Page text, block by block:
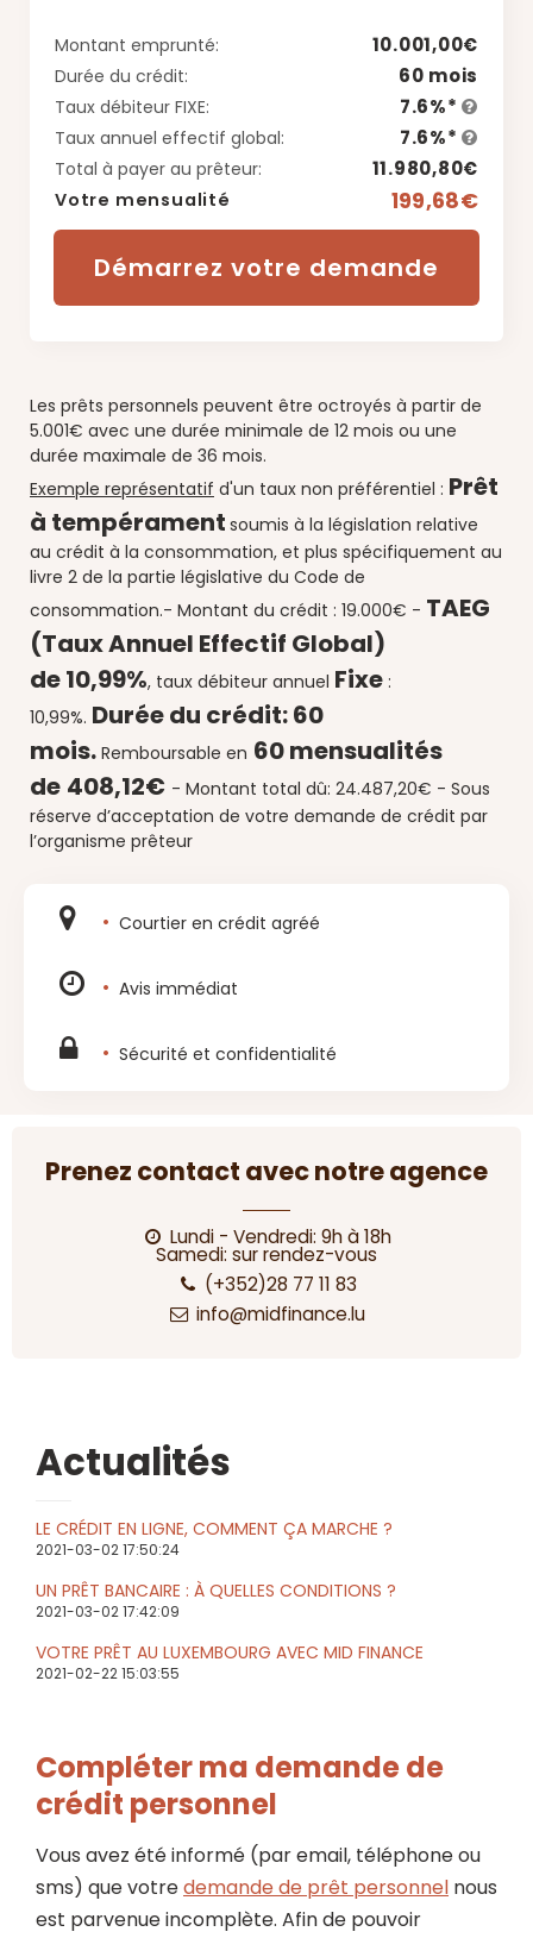
Montant emprunté: 10.001,00€
Durée du crédit: 60 mois
Taux débiteur FIXE: 7.6%*
Taux annuel effectif global: 7.6%*
Total à payer au prêteur: 11.980,80€
Votre mensualité 199,68€
Démarrez votre demande
Les prêts personnels peuvent être octroyés à partir de
5.001€ avec une durée minimale de 12 mois ou une
durée maximale de 36 mois.
Exemple représentatif d'un taux non préférentiel : Prêt
à tempérament soumis à la législation relative
au crédit à la consommation, et plus spécifiquement au
livre 2 de la partie législative du Code de
consommation.- Montant du crédit : 19.000€ - TAEG
(Taux Annuel Effectif Global)
de10,99%, taux débiteur annuel Fixe :
10,99%. Durée du crédit:60
mois. Remboursable en 60 mensualités
de 408,12€ - Montant total dû: 24.487,20€ - Sous
réserve d’acceptation de votre demande de crédit par
l’organisme prêteur
Courtier en crédit agréé
Avis immédiat
Sécurité et confidentialité
Prenez contact avec notre agence
Lundi - Vendredi: 9h à 18h
Samedi: sur rendez-vous
(+352)28 77 11 83
info@midfinance.lu
Actualités
LE CRÉDIT EN LIGNE, COMMENT ÇA MARCHE ?
2021-03-02 17:50:24
UN PRÊT BANCAIRE : À QUELLES CONDITIONS ?
2021-03-02 17:42:09
VOTRE PRÊT AU LUXEMBOURG AVEC MID FINANCE
2021-02-22 15:03:55
Compléter ma demande de
crédit personnel
Vous avez été informé (par email, téléphone ou
sms) que votredemande de prêt personnel nous
est parvenue incomplète. Afin de pouvoir